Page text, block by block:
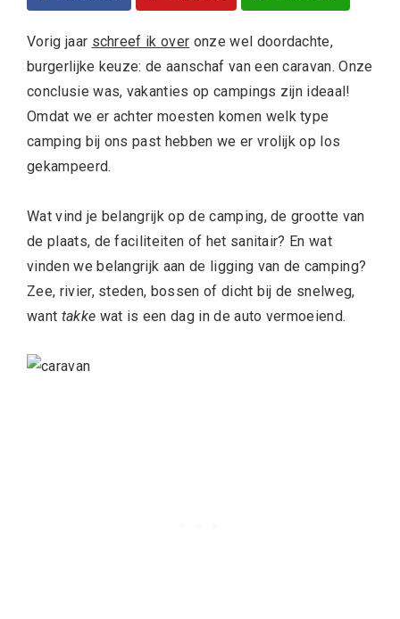
Vorig jaar schreef ik over onze wel doordachte,
burgerlijke keuze: de aanschaf van een caravan. Onze
conclusie was, vakanties op campings zijn ideaal!
Omdat we er achter moesten komen welk type
camping bij ons past hebben we er vrolijk op los
gekampeerd.
Wat vind je belangrijk op de camping, de grootte van
de plaats, de faciliteiten of het sanitair? En wat
vinden we belangrijk aan de ligging van de camping?
Zee, rivier, steden, bossen of dicht bij de snelweg,
want takke wat is een dag in de auto vermoeiend.